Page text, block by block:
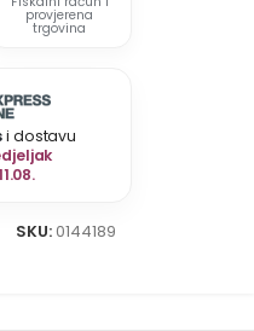
provjerena
trgovina
i dostavu
SKU: 0144189